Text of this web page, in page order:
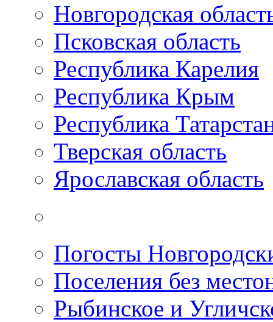
Новгородская
Псковская область
Республика Карелия
Республика Крым
Республика
Тверская область
Ярославская область
Погосты
Поселения без
Рыбинское и